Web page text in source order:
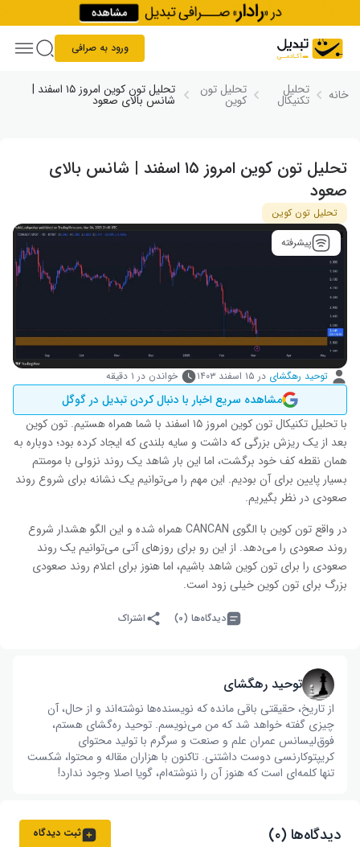
Skip to content
ورود به صرافی
خانه تحلیل
تکنیکال
تحلیل تون
کوین
تحلیل تون کوین امروز ۱۵ اسفند |
شانس بالای صعود
تحلیل تون کوین امروز ۱۵ اسفند | شانس بالای
صعود
تحلیل تون کوین
پیشرفته
توحید رهگشای در ۱۵ اسفند ۱۴۰۳ خواندن در ۱ دقیقه
مشاهده سریع اخبار با دنبال کردن تبدیل در گوگل
با تحلیل تکنیکال تون کوین امروز ۱۵ اسفند با شما همراه هستیم. تون کوین
بعد از یک ریزش بزرگی که داشت و سایه بلندی که ایجاد کرده بود؛ دوباره به
همان نقطه کف خود برگشت، اما این بار شاهد یک روند نزولی با مومنتم
بسیار پایین برای آن بودیم. این مهم را می‌توانیم یک نشانه برای شروع روند
صعودی در نظر بگیریم.
در واقع تون کوین با الگوی CANCAN همراه شده و این الگو هشدار شروع
روند صعودی را می‌دهد. از این رو برای روزهای آتی می‌توانیم یک روند
صعودی را برای تون کوین شاهد باشیم، اما هنوز برای اعلام روند صعودی
بزرگ برای تون کوین خیلی زود است.
دیدگاه‌ها (۰) اشتراک
توحید رهگشای
از تاریخ، حقیقتی باقی مانده که نویسنده‌ها نوشته‌اند و از حال، آن
چیزی گفته خواهد شد که من می‌نویسم. توحید ره‌گشای هستم،
فوق‌لیسانس عمران علم و صنعت و سرگرم با تولید محتوای
کریپتوکارنسی دوست داشتنی. تاکنون با هزاران مقاله و محتوا، شکست
تنها کلمه‌ای است که هنوز آن را ننوشته‌ام، گویا اصلا وجود ندارد!
دیدگاه‌ها (۰) ثبت دیدگاه